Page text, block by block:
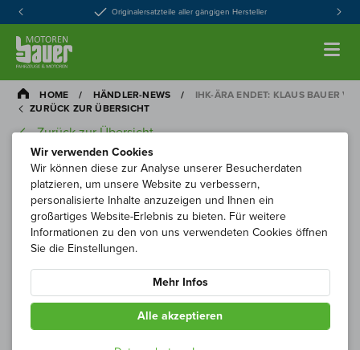
Originalersatzteile aller gängigen Hersteller
HOME / HÄNDLER-NEWS /
IHK-ÄRA ENDET: KLAUS BAUER
ZURÜCK ZUR ÜBERSICHT
Zurück zur Übersicht
Wir verwenden Cookies
Wir können diese zur Analyse unserer Besucherdaten
platzieren, um unsere Website zu verbessern,
personalisierte Inhalte anzuzeigen und Ihnen ein
großartiges Website-Erlebnis zu bieten. Für weitere
Informationen zu den von uns verwendeten Cookies öffnen
Sie die Einstellungen.
Mehr Infos
Alle akzeptieren